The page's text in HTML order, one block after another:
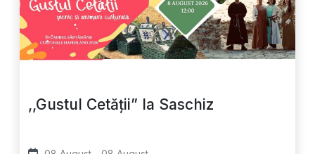
,,Gustul Cetății” la Saschiz